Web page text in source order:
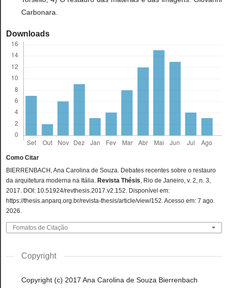
Carbonara.
Downloads
Como Citar
BIERRENBACH, Ana Carolina de Souza. Debates recentes sobre o restauro
da arquitetura moderna na Itália. Revista Thésis, Rio de Janeiro, v. 2, n. 3,
2017. DOI: 10.51924/revthesis.2017.v2.152. Disponível em:
https://thesis.anparq.org.br/revista-thesis/article/view/152. Acesso em: 7 ago.
2026.
Fomatos de Citação
Copyright
Copyright (c) 2017 Ana Carolina de Souza Bierrenbach